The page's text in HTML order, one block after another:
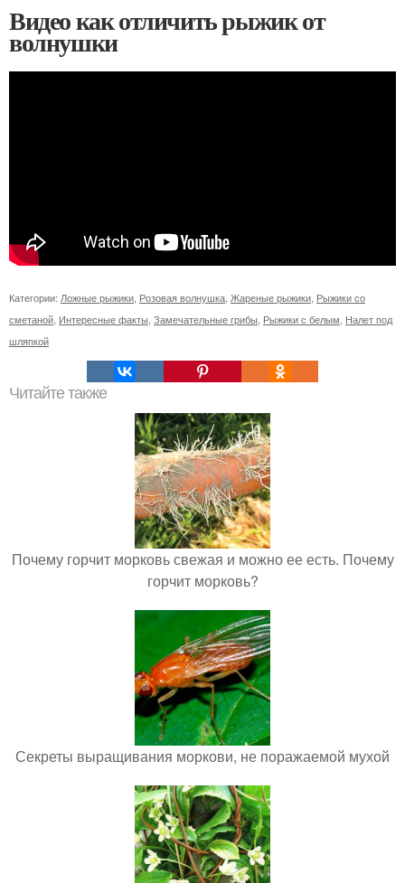
Видео как отличить рыжик от
волнушки
Категории: Ложные рыжики Розовая волнушка Жареные рыжики Рыжики со
сметаной Интересные факты Замечательные грибы Рыжики с белым Налет под
шляпкой
Читайте также
Почему горчит морковь свежая и можно ее есть. Почему
горчит морковь?
Секреты выращивания моркови, не поражаемой мухой